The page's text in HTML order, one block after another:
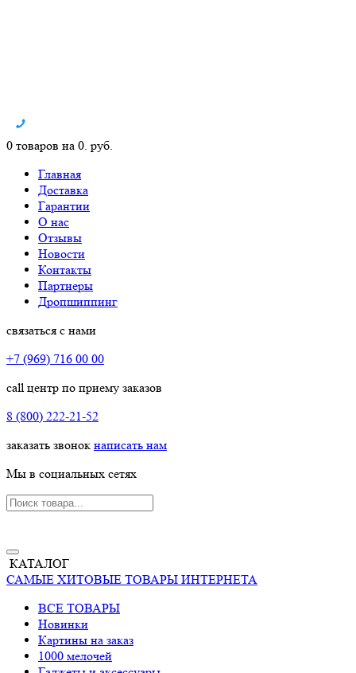
0 товаров на 0. руб.
Главная
Доставка
Гарантии
О нас
Отзывы
Новости
Контакты
Партнеры
Дропшиппинг
связаться с нами
+7 (969) 716 00 00
call центр по приему заказов
8 (800) 222-21-52
заказать звонок написать нам
Мы в социальных сетях
КАТАЛОГ
САМЫЕ ХИТОВЫЕ ТОВАРЫ ИНТЕРНЕТА
ВСЕ ТОВАРЫ
Новинки
Картины на заказ
1000 мелочей